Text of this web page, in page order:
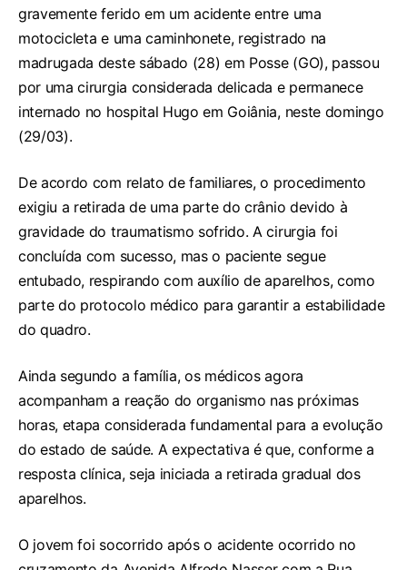
gravemente ferido em um acidente entre uma
motocicleta e uma caminhonete, registrado na
madrugada deste sábado (28) em Posse (GO), passou
por uma cirurgia considerada delicada e permanece
internado no hospital Hugo em Goiânia, neste domingo
(29/03).
De acordo com relato de familiares, o procedimento
exigiu a retirada de uma parte do crânio devido à
gravidade do traumatismo sofrido. A cirurgia foi
concluída com sucesso, mas o paciente segue
entubado, respirando com auxílio de aparelhos, como
parte do protocolo médico para garantir a estabilidade
do quadro.
Ainda segundo a família, os médicos agora
acompanham a reação do organismo nas próximas
horas, etapa considerada fundamental para a evolução
do estado de saúde. A expectativa é que, conforme a
resposta clínica, seja iniciada a retirada gradual dos
aparelhos.
O jovem foi socorrido após o acidente ocorrido no